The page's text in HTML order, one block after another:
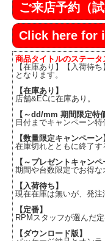
ご来店予約（
Click here for
商品タイトルのステータ
【在庫あり】【入荷待
となります。
【在庫あり】
店舗&ECに在庫あり。
【～dd/mm 期間限定特
日付までキャンペーン特
【数量限定キャンペーン
在庫切れとともに終了
【～プレゼントキャンペ
期間や台数限定でお得
【入荷待ち】
現在在庫は無いが、発
【定番】
RPMスタッフが選んだ
【ダウンロード版】